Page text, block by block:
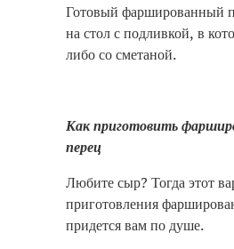
Готовый фаршированный
на стол с подливкой, в
либо со сметаной.
Как приготовить
перец
Любите сыр? Тогда этот
приготовления
придется вам по душе.